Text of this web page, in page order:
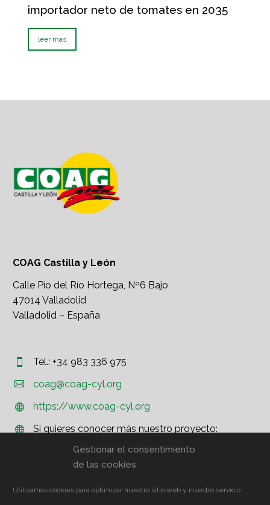
Gestionar el consentimiento
de las cookies
Utilizamos cookies para optimizar nuestro sitio web y nuestro servicio.
importador neto de tomates en 2035
leer más
COAG Castilla y León
Calle Pío del Río Hortega, Nº6 Bajo
47014 Valladolid
Valladolid – España

 Tel.: +34 983 336 975

 coag@coag-cyl.org

 https://www.coag-cyl.org


Si quieres conocer más nuestro proyecto:
http://www.coag.org